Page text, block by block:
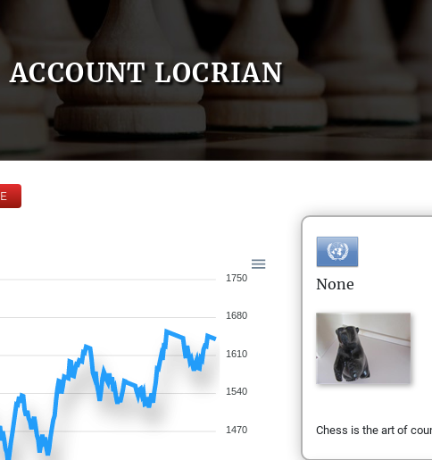
ACCOUNT LOCRIAN
1750
1680
1610
1540
1470
None
Chess is the art of